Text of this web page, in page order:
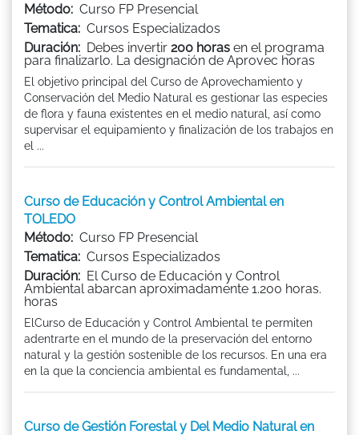
Método: Curso FP Presencial
Tematica: Cursos Especializados
Duración: Debes invertir 200 horas en el programa
para finalizarlo. La designación de Aprovec horas
El objetivo principal del Curso de Aprovechamiento y
Conservación del Medio Natural es gestionar las especies
de flora y fauna existentes en el medio natural, así como
supervisar el equipamiento y finalización de los trabajos en
el ...
Curso de Educación y Control Ambiental en
TOLEDO
Método: Curso FP Presencial
Tematica: Cursos Especializados
Duración: El Curso de Educación y Control
Ambiental abarcan aproximadamente 1.200 horas.
horas
ElCurso de Educación y Control Ambiental te permiten
adentrarte en el mundo de la preservación del entorno
natural y la gestión sostenible de los recursos. En una era
en la que la conciencia ambiental es fundamental, ...
Curso de Gestión Forestal y Del Medio Natural en